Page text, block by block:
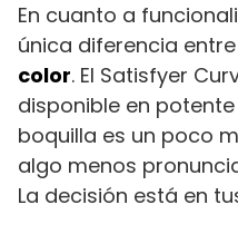
En cuanto a
única diferencia
color. El Satisfyer
disponible en
boquilla es un poco
algo menos
La decisión está en